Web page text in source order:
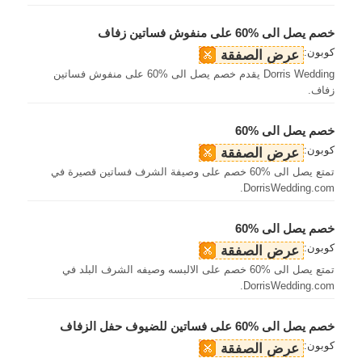
خصم يصل الى %60 على منفوش فساتين زفاف
كوبون: عرض الصفقة
Dorris Wedding يقدم خصم يصل الى %60 على منفوش فساتين
زفاف.
خصم يصل الى %60
كوبون: عرض الصفقة
تمتع يصل الى %60 خصم على وصيفة الشرف فساتين قصيرة في
DorrisWedding.com.
خصم يصل الى %60
كوبون: عرض الصفقة
تمتع يصل الى %60 خصم على الالبسه وصيفه الشرف البلد في
DorrisWedding.com.
خصم يصل الى %60 على فساتين للضيوف حفل الزفاف
كوبون: عرض الصفقة